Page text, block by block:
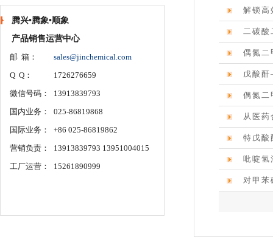
腾兴•腾象•顺象
产品销售运营中心
邮 箱：
sales@jinchemical.com
Q Q：
1726276659
微信号码：
13913839793
国内业务：
025-86819868
国际业务：
+86 025-86819862
营销负责：
13913839793 13951004015
工厂运营：
15261890999
解锁高
二碳酸
偶氮二
戊酸
偶氮二
从医
特戊酸
吡啶氢
对甲苯